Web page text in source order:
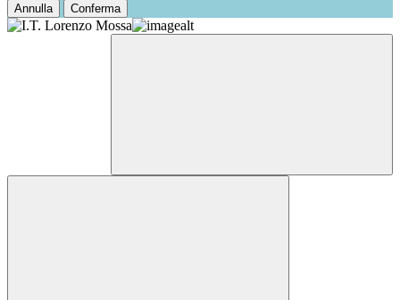
Annulla Conferma